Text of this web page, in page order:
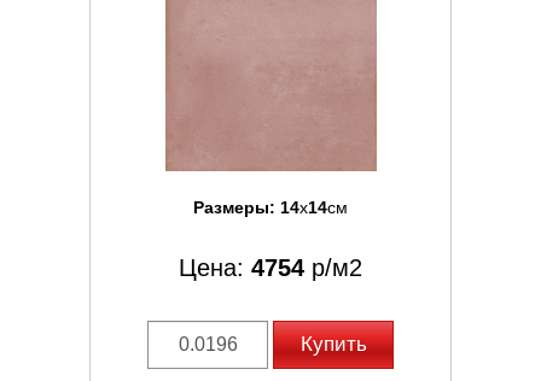
Размеры: 14x14см
Цена: 4754 р/м2
Купить